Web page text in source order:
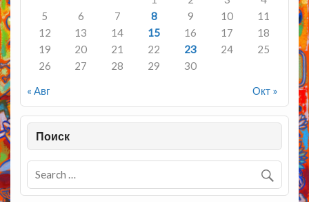
« Авг Окт »
5
6 7 8 9 10
11
12
13 14 15 16 17
18
19
20 21 22 23 24
25
26
27 28 29 30
Поиск